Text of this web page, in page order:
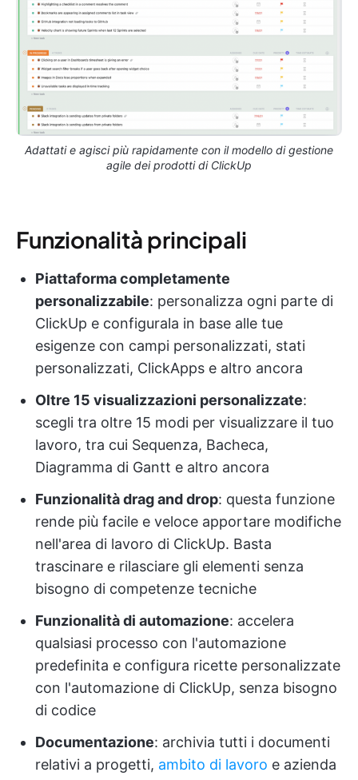
Adattati e agisci più rapidamente con il modello di gestione
agile dei prodotti di ClickUp
Funzionalità principali
Piattaforma completamente
personalizzabile: personalizza ogni parte di
ClickUp e configurala in base alle tue
esigenze con campi personalizzati, stati
personalizzati, ClickApps e altro ancora
Oltre 15 visualizzazioni personalizzate:
scegli tra oltre 15 modi per visualizzare il tuo
lavoro, tra cui Sequenza, Bacheca,
Diagramma di Gantt e altro ancora
Funzionalità drag and drop: questa funzione
rende più facile e veloce apportare modifiche
nell'area di lavoro di ClickUp. Basta
trascinare e rilasciare gli elementi senza
bisogno di competenze tecniche
Funzionalità di automazione: accelera
qualsiasi processo con l'automazione
predefinita e configura ricette personalizzate
con l'automazione di ClickUp, senza bisogno
di codice
Documentazione: archivia tutti i documenti
relativi a progetti, ambito di lavoro e azienda